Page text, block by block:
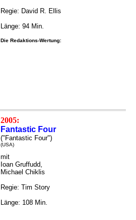
Regie: David R. Ellis
Länge: 94 Min.
Die Redaktions-Wertung:
2005:
Fantastic Four
("Fantastic Four")
(USA)
mit
Ioan Gruffudd,
Michael Chiklis
Regie: Tim Story
Länge: 108 Min.